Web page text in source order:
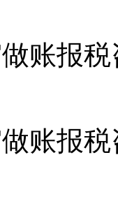
账报
账报